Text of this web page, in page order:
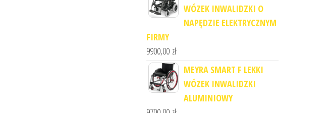
WÓZEK INWALIDZKI O
NAPĘDZIE ELEKTRYCZNYM
FIRMY
9900,00 zł
MEYRA SMART F LEKKI
WÓZEK INWALIDZKI
ALUMINIOWY